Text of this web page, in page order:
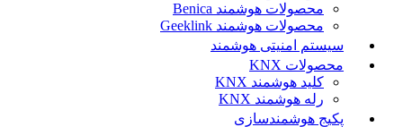
محصولات هوشمند Benica
محصولات هوشمند Geeklink
سیستم امنیتی هوشمند
محصولات KNX
کلید هوشمند KNX
رله هوشمند KNX
پکیج هوشمندسازی